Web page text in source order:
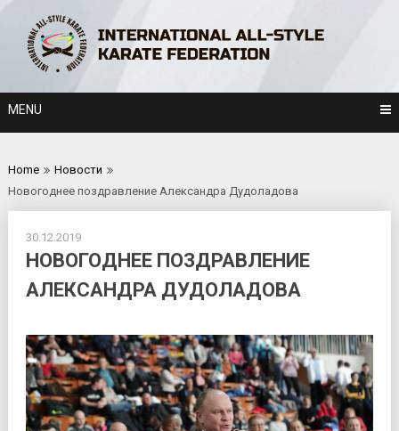
content
MENU
Home
Новости
Новогоднее поздравление Александра Дудоладова
30.12.2019
НОВОГОДНЕЕ ПОЗДРАВЛЕНИЕ
АЛЕКСАНДРА ДУДОЛАДОВА